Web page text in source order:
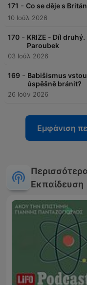
171 - Co se děje s
10 Ιούλ 2026
170 - KRIZE - Díl
Paroubek
03 Ιούλ 2026
169 - Babišismus
úspěšně bránit?
26 Ιούν 2026
Εμφάνιση
Εκπαίδευση